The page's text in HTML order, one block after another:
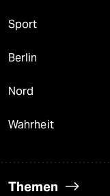
Sport
Berlin
Nord
Wahrheit
Themen